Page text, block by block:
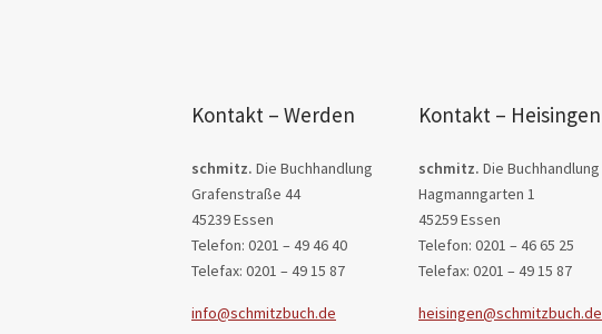
Kontakt – Werden
schmitz. Die Buchhandlung
Grafenstraße 44
45239 Essen
Telefon: 0201 – 49 46 40
Telefax: 0201 – 49 15 87
info@schmitzbuch.de
Kontakt – Heisingen
schmitz. Die Buchhandlung
Hagmanngarten 1
45259 Essen
Telefon: 0201 – 46 65 25
Telefax: 0201 – 49 15 87
heisingen@schmitzbuch.de